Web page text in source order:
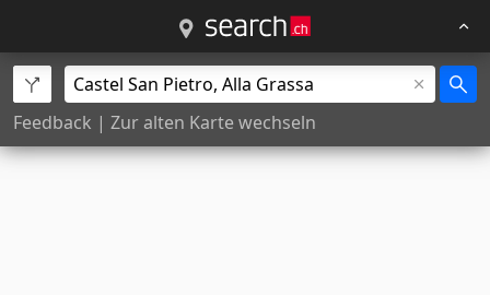
Feedback | Zur alten Karte wechseln